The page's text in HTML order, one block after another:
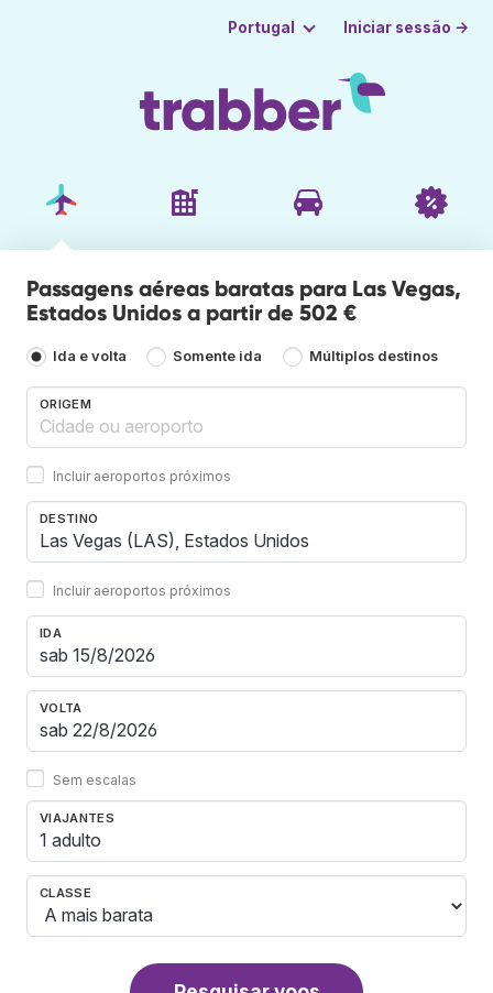
Portugal Iniciar sessão →
Passagens aéreas baratas para Las Vegas,
Estados Unidos a partir de 502 €
Ida e volta Somente ida Múltiplos destinos
ORIGEM
Incluir aeroportos próximos
DESTINO
Incluir aeroportos próximos
IDA
VOLTA
Sem escalas
VIAJANTES
1 adulto
CLASSE